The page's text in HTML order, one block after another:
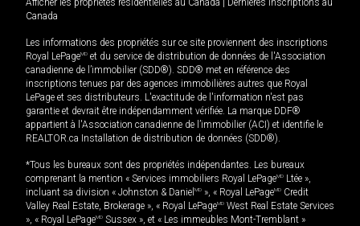
Afficher les propriétés résidentielles au Canada
Dernières inscriptions au
Canada
Les informations des propriétés sur ce site proviennent des inscriptions
Royal LePageMD et du service de distribution de données de l'Association
canadienne de l’immobilier (SDD®). SDD® met en référence des
inscriptions tenues par des agences immobilières autres que Royal
LePage et ses distributeurs. L'exactitude de l'information n'est pas
garantie et devrait être indépendamment vérifiée. La marque DDF®
appartient à l'Association canadienne de l’immobilier (ACI) et identifie le
REALTOR.ca Installation de distribution de données (SDD®).
*Tous les bureaux sont des propriétés indépendantes. Les bureaux
comprenant la mention « Services immobiliers Royal LePageMD Ltée »,
incluant sa division « Johnston & Daniel MD », « Royal LePageMD Credit
Valley Real Estate, Brokerage », « Royal LePageMD West Real Estate Services
», « Royal LePageMD Sussex », et « Les immeubles Mont-Tremblant »